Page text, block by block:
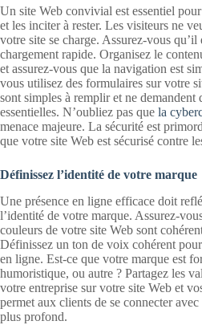
Un site Web convivial est essentiel
et les inciter à rester. Les visiteurs ne
votre site se charge. Assurez-vous
chargement rapide. Organisez le
et assurez-vous que la navigation est
vous utilisez des formulaires sur votre
sont simples à remplir et ne demandent
essentielles. N’oubliez pas que la
menace majeure. La sécurité est
que votre site Web est sécurisé contre
Définissez l’identité de votre marque
Une présence en ligne efficace doit
l’identité de votre marque. Assurez-
couleurs de votre site Web sont
Définissez un ton de voix cohérent
en ligne. Est-ce que votre marque est
humoristique, ou autre ? Partagez les
votre entreprise sur votre site Web et
permet aux clients de se connecter
plus profond.